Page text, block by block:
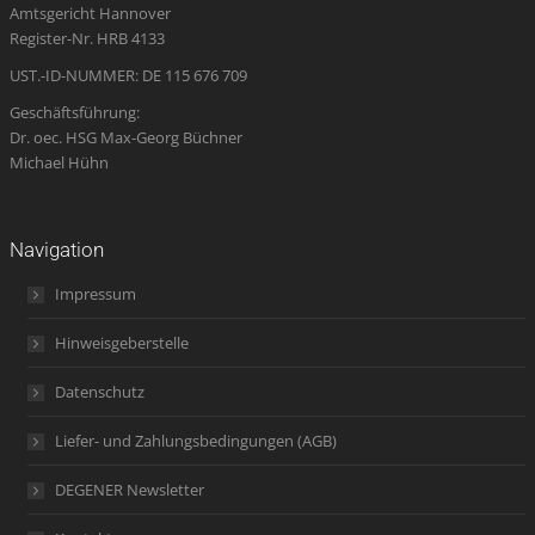
windowwindowwindow
new
Amtsgericht Hannover
Register-Nr. HRB 4133
UST.-ID-NUMMER: DE 115 676 709
Geschäftsführung:
Dr. oec. HSG Max-Georg Büchner
Michael Hühn
Navigation
Impressum
Hinweisgeberstelle
Datenschutz
Liefer- und Zahlungsbedingungen (AGB)
DEGENER Newsletter